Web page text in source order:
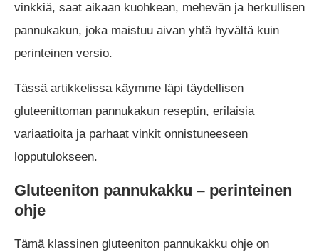
vinkkiä, saat aikaan kuohkean, mehevän ja herkullisen
pannukakun, joka maistuu aivan yhtä hyvältä kuin
perinteinen versio.
Tässä artikkelissa käymme läpi täydellisen
gluteenittoman pannukakun reseptin, erilaisia
variaatioita ja parhaat vinkit onnistuneeseen
lopputulokseen.
Gluteeniton pannukakku – perinteinen
ohje
Tämä klassinen gluteeniton pannukakku ohje on